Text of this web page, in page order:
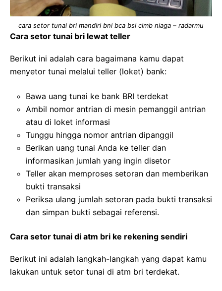
cara setor tunai bri mandiri bni bca bsi cimb niaga – radarmu
Cara setor tunai bri lewat teller
Berikut ini adalah cara bagaimana kamu dapat
menyetor tunai melalui teller (loket) bank:
Bawa uang tunai ke bank BRI terdekat
Ambil nomor antrian di mesin pemanggil antrian
atau di loket informasi
Tunggu hingga nomor antrian dipanggil
Berikan uang tunai Anda ke teller dan
informasikan jumlah yang ingin disetor
Teller akan memproses setoran dan memberikan
bukti transaksi
Periksa ulang jumlah setoran pada bukti transaksi
dan simpan bukti sebagai referensi.
Cara setor tunai di atm bri ke rekening sendiri
Berikut ini adalah langkah-langkah yang dapat kamu
lakukan untuk setor tunai di atm bri terdekat.